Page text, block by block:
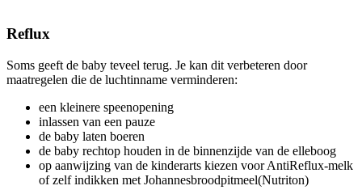
Reflux
Soms geeft de baby teveel terug. Je kan dit verbeteren door
maatregelen die de luchtinname verminderen:
een kleinere speenopening
inlassen van een pauze
de baby laten boeren
de baby rechtop houden in de binnenzijde van de elleboog
op aanwijzing van de kinderarts kiezen voor AntiReflux-melk
of zelf indikken met Johannesbroodpitmeel(Nutriton)